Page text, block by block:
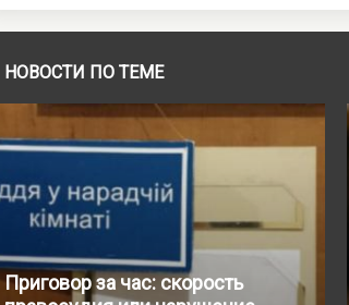
НОВОСТИ ПО ТЕМЕ
Приговор за час: скорость